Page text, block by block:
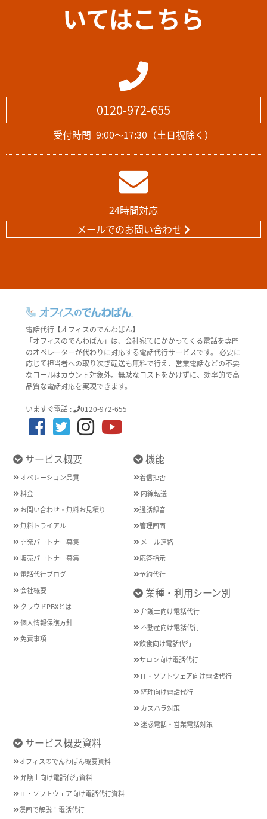
いてはこちら
0120-972-655
受付時間 9:00～17:30（土日祝除く）
24時間対応
メールでのお問い合わせ
電話代行【オフィスのでんわばん】
「オフィスのでんわばん」は、会社宛てにかかってくる電話を専門
のオペレーターが代わりに対応する電話代行サービスです。 必要に
応じて担当者への取り次ぎ転送も無料で行え、営業電話などの不要
なコールはカウント対象外。無駄なコストをかけずに、効率的で高
品質な電話対応を実現できます。
いますぐ電話 : 0120-972-655
サービス概要
オペレーション品質
料金
お問い合わせ・無料お見積り
無料トライアル
開発パートナー募集
販売パートナー募集
電話代行ブログ
会社概要
クラウドPBXとは
個人情報保護方針
免責事項
機能
着信拒否
内線転送
通話録音
管理画面
メール連絡
応答指示
予約代行
業種・利用シーン別
弁護士向け電話代行
不動産向け電話代行
飲食向け電話代行
サロン向け電話代行
IT・ソフトウェア向け電話代行
経理向け電話代行
カスハラ対策
迷惑電話・営業電話対策
サービス概要資料
オフィスのでんわばん概要資料
弁護士向け電話代行資料
IT・ソフトウェア向け電話代行資料
漫画で解説！電話代行